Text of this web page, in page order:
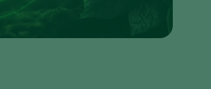
Portugal
Russia